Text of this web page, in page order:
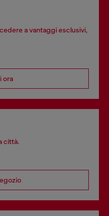
a vantaggi esclusivi,
ora
città.